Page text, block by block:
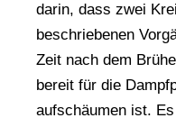
darin, dass zwei
beschriebenen
Zeit nach dem
bereit für die
aufschäumen ist.